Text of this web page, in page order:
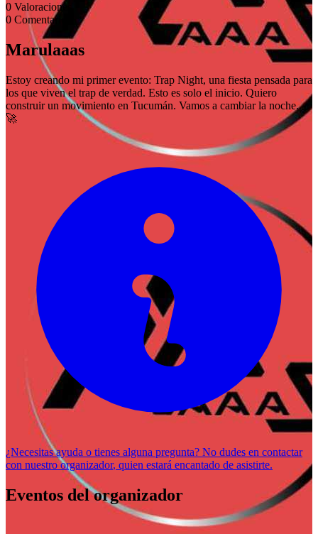
0 Valoraciones
0 Comentarios
Marulaaas
Estoy creando mi primer evento: Trap Night, una fiesta pensada para
los que viven el trap de verdad. Esto es solo el inicio. Quiero
construir un movimiento en Tucumán. Vamos a cambiar la noche.
🚀
¿Necesitas ayuda o tienes alguna pregunta? No dudes en contactar
con nuestro organizador, quien estará encantado de asistirte.
Eventos del organizador